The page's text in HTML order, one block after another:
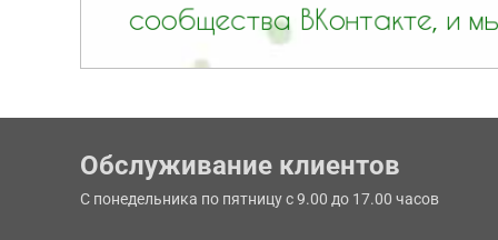
Обслуживание клиентов
С понедельника по пятницу с 9.00 до 17.00 часов